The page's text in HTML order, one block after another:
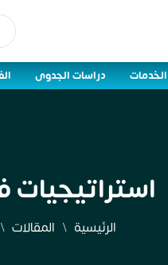
الخدمات دراسات الجدوى
استراتيجيات
الرئيسية المقالات